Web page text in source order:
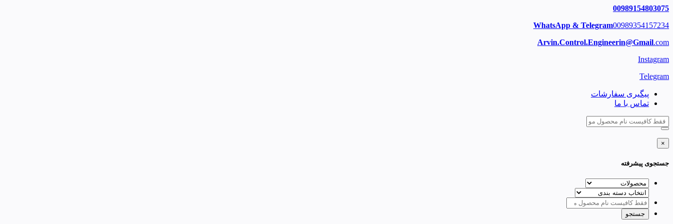
00989154803075
WhatsApp & Telegram00989354157234
Arvin.Control.Engineerin@Gmail.com
Instagram
Telegram
پیگیری سفارشات
تماس با ما
×
جستجوی پیشرفته